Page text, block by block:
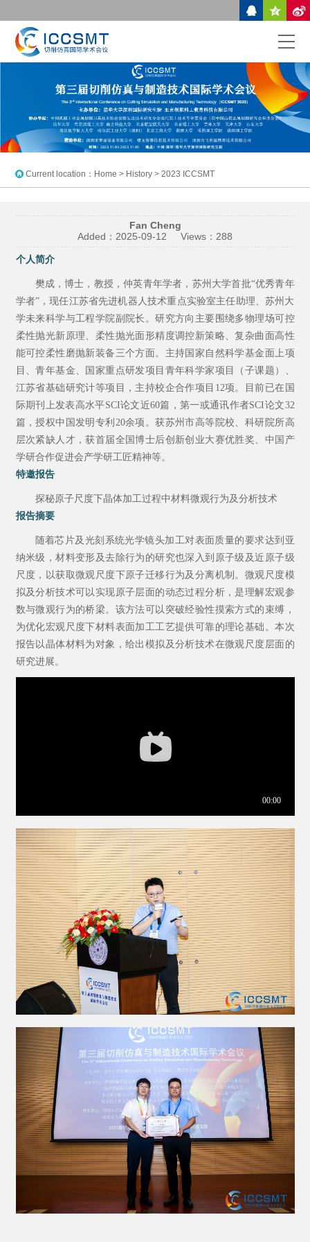
Current location： Home > History > 2023 ICCSMT
Fan Cheng
Added： 2025-09-12 Views： 288
个人简介
樊成，博士，教授，仲英青年学者，苏州大学首批“优秀青年
学者”，现任江苏省先进机器人技术重点实验室主任助理、苏州大
学未来科学与工程学院副院长。研究方向主要围绕多物理场可控
柔性抛光新原理、柔性抛光面形精度调控新策略、复杂曲面高性
能可控柔性磨抛新装备三个方面。主持国家自然科学基金面上项
目、青年基金、国家重点研发项目青年科学家项目（子课题）、
江苏省基础研究计等项目，主持校企合作项目 12项。目前已在国
际期刊上发表高水平SCI论文近60篇，第一或通讯作者SCI论文32
篇，授权中国发明专利 20余项。获苏州市高等院校、科研院所高
层次紧缺人才，获首届全国博士后创新创业大赛优胜奖、中国产
学研合作促进会产学研工匠精神等。
特邀报告
探秘原子尺度下晶体加工过程中材料微观行为及分析技术
报告摘要
随着芯片及光刻系统光学镜头加工对表面质量的要求达到亚
纳米级，材料变形及去除行为的研究也深入到原子级及近原子级
尺度，以获取微观尺度下原子迁移行为及分离机制。微观尺度模
拟及分析技术可以实现原子层面的动态过程分析，是理解宏观参
数与微观行为的桥梁。该方法可以突破经验性摸索方式的束缚，
为优化宏观尺度下材料表面加工工艺提供可靠的理论基础。本次
报告以晶体材料为对象，给出模拟及分析技术在微观尺度层面的
研究进展。